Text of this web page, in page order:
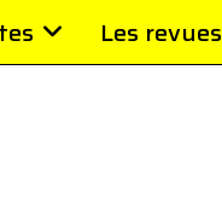
Les revues